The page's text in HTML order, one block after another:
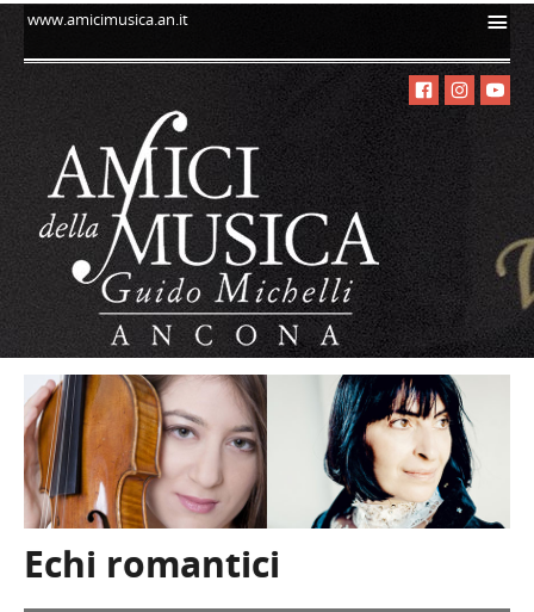
www.amicimusica.an.it i
Echi romantici